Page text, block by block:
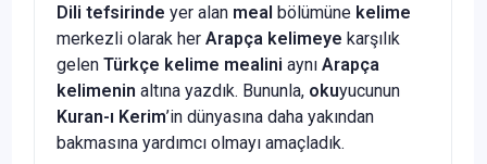
Dili tefsirinde yer alan meal bölümüne kelime
merkezli olarak her Arapça kelimeye karşılık
gelen Türkçe kelime mealini aynı Arapça
kelimenin altına yazdık. Bununla, okuyucunun
Kuran-ı Kerim’in dünyasına daha yakından
bakmasına yardımcı olmayı amaçladık.